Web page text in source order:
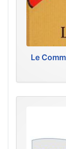
Le